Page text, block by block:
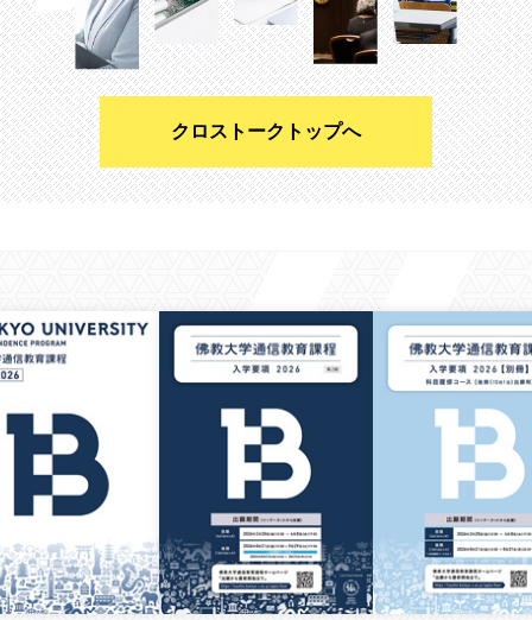
クロストークトップへ